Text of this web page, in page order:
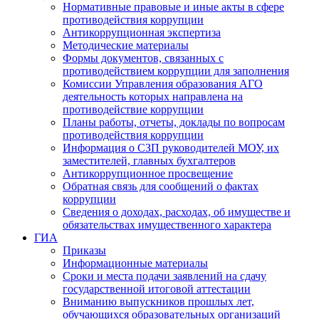
Нормативные правовые и иные акты в сфере
противодействия коррупции
Антикоррупционная экспертиза
Методические материалы
Формы документов, связанных с
противодействием коррупции для заполнения
Комиссии Управления образования АГО
деятельность которых направлена на
противодействие коррупции
Планы работы, отчеты, доклады по вопросам
противодействия коррупции
Информация о СЗП руководителей МОУ, их
заместителей, главных бухгалтеров
Антикоррупционное просвещение
Обратная связь для сообщений о фактах
коррупции
Сведения о доходах, расходах, об имуществе и
обязательствах имущественного характера
ГИА
Приказы
Информационные материалы
Сроки и места подачи заявлений на сдачу
государственной итоговой аттестации
Вниманию выпускников прошлых лет,
обучающихся образовательных организаций